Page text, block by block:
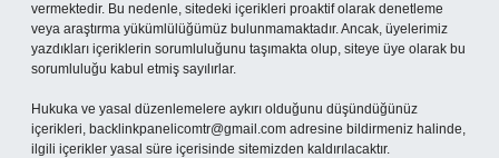
vermektedir. Bu nedenle, sitedeki içerikleri proaktif olarak denetleme
veya araştırma yükümlülüğümüz bulunmamaktadır. Ancak, üyelerimiz
yazdıkları içeriklerin sorumluluğunu taşımakta olup, siteye üye olarak bu
sorumluluğu kabul etmiş sayılırlar.
Hukuka ve yasal düzenlemelere aykırı olduğunu düşündüğünüz
içerikleri, backlinkpanelicomtr@gmail.com adresine bildirmeniz halinde,
ilgili içerikler yasal süre içerisinde sitemizden kaldırılacaktır.